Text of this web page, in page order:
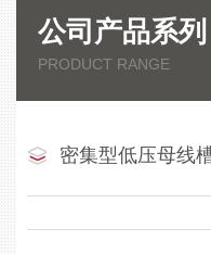
公司产品系列
PRODUCT RANGE
密集型低压母线